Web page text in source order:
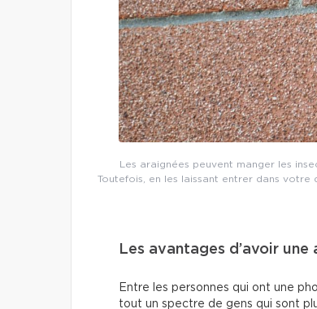
Les araignées peuvent manger les
Toutefois, en les laissant entrer dans
Les avantages d’avoir
Entre les personnes qui ont une
tout un spectre de gens qui sont